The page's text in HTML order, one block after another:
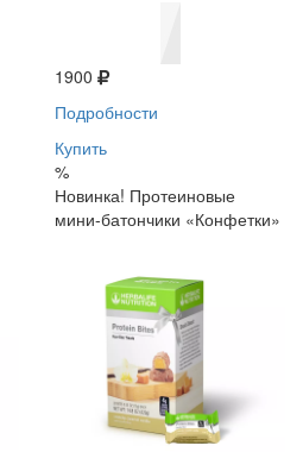
1900
Подробности
Купить
%
Новинка! Протеиновые
мини-батончики «Конфетки»